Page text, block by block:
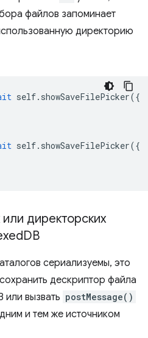
файлов запоминает
директорию
self. showSaveFilePicker({
self. showSaveFilePicker({
директорских
DB
сериализуемы, это
дескриптор файла
или вызвать postMessage()
и тем же источником